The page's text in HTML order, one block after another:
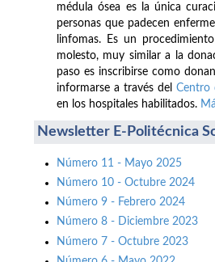
médula ósea es la única
personas que padecen
linfomas. Es un
molesto, muy similar a la
paso es inscribirse como
informarse a través del Centro
en los hospitales habilitados.
Newsletter E-Politécnica
Número 11 - Mayo 2025
Número 10 - Octubre 2024
Número 9 - Febrero 2024
Número 8 - Diciembre 2023
Número 7 - Octubre 2023